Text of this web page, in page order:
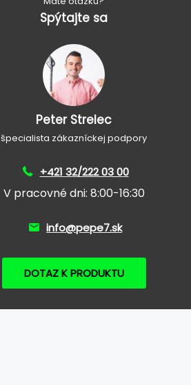
Spýtajte sa
Peter Strelec
špecialista zákazníckej podpory
+421 32/222 03 00
V pracovné dni: 8:00-16:30
info@pepe7.sk
DOTAZ K PRODUKTU